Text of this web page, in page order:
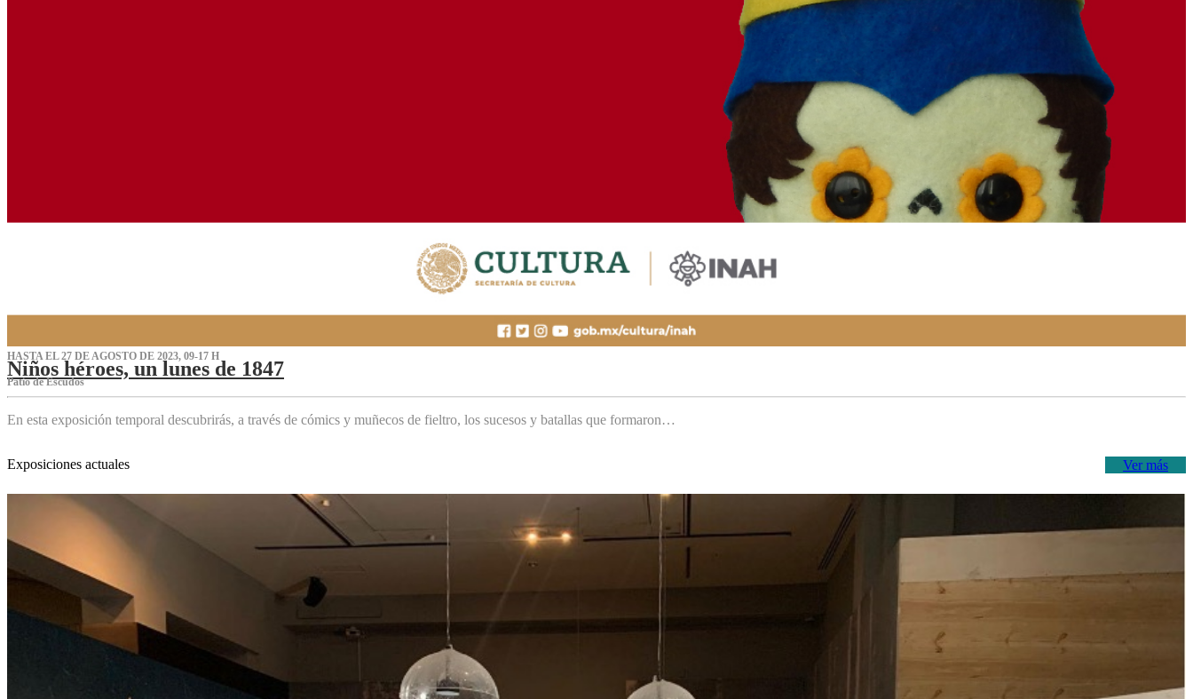
HASTA EL 27 DE AGOSTO DE 2023, 09-17 H
Niños héroes, un lunes de 1847
Patio de Escudos
En esta exposición temporal descubrirás, a través de cómics y muñecos de fieltro, los sucesos y batallas que formaron…
Ver más
Exposiciones actuales